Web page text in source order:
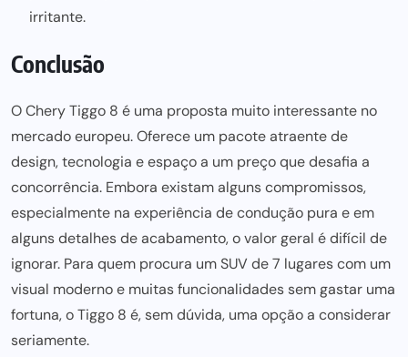
irritante.
Conclusão
O Chery Tiggo 8 é uma proposta muito interessante no
mercado europeu. Oferece um pacote atraente de
design, tecnologia e espaço a um preço que desafia a
concorrência. Embora existam alguns compromissos,
especialmente na experiência de condução pura e em
alguns detalhes de acabamento, o valor geral é difícil de
ignorar. Para quem procura um SUV de 7 lugares com um
visual moderno e muitas funcionalidades sem gastar uma
fortuna, o Tiggo 8 é, sem dúvida, uma opção a considerar
seriamente.